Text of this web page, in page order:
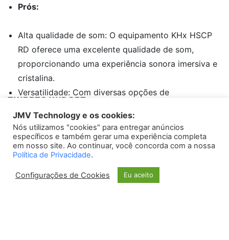
Prós:
Alta qualidade de som: O equipamento KHx HSCP
RD oferece uma excelente qualidade de som,
proporcionando uma experiência sonora imersiva e
cristalina.
Versatilidade: Com diversas opções de
facilmente às necessidades e preferências do
usuário.
Durabilidade: Fabricado com materiais de alta
resistência e durabilidade, garantindo sua vida útil
TWEETS WIDGET
Please installoAuth Twitter Feed for Developers
JMV Technology e os cookies:
Nós utilizamos "cookies" para entregar anúncios
específicos e também gerar uma experiência completa
em nosso site. Ao continuar, você concorda com a nossa
Política de Privacidade.
Configurações de Cookies Eu aceito